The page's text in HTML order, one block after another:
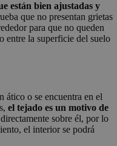
están bien ajustadas y
que no presentan grietas
para que no queden
entre la superficie del suelo
ático o se encuentra en el
el tejado es un motivo de
sobre él, por lo
el interior se podrá